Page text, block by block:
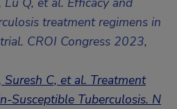
treatment regimens in
CROI Congress 2023,
Suresh C, et al. Treatment
Susceptible Tuberculosis. N